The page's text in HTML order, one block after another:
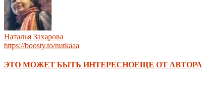
Наталья Захарова
https://boosty.to/nutkaaa
ЭТО МОЖЕТ БЫТЬ ИНТЕРЕСНОЕЩЕ ОТ АВТОРА